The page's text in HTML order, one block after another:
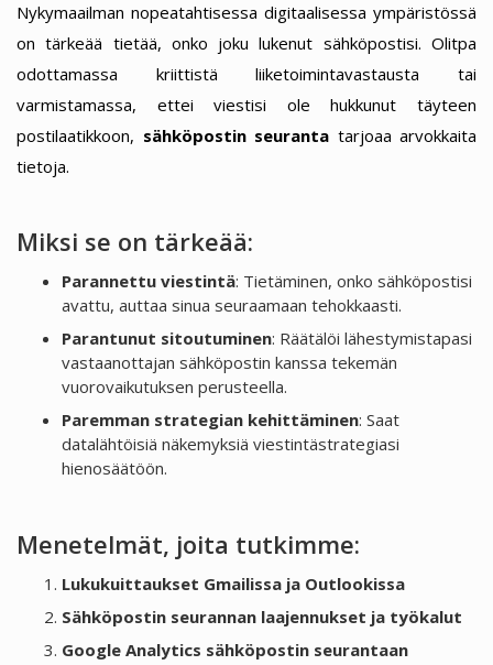
Nykymaailman nopeatahtisessa digitaalisessa ympäristössä
on tärkeää tietää, onko joku lukenut sähköpostisi. Olitpa
odottamassa kriittistä liiketoimintavastausta tai
varmistamassa, ettei viestisi ole hukkunut täyteen
postilaatikkoon, sähköpostin seuranta tarjoaa arvokkaita
tietoja.
Miksi se on tärkeää:
Parannettu viestintä: Tietäminen, onko sähköpostisi
avattu, auttaa sinua seuraamaan tehokkaasti.
Parantunut sitoutuminen: Räätälöi lähestymistapasi
vastaanottajan sähköpostin kanssa tekemän
vuorovaikutuksen perusteella.
Paremman strategian kehittäminen: Saat
datalähtöisiä näkemyksiä viestintästrategiasi
hienosäätöön.
Menetelmät, joita tutkimme:
Lukukuittaukset Gmailissa ja Outlookissa
Sähköpostin seurannan laajennukset ja työkalut
Google Analytics sähköpostin seurantaan